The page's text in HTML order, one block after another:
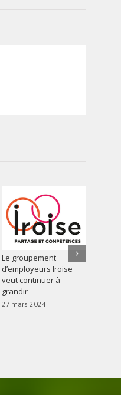
Le groupement
d’employeurs Iroise
veut continuer à
grandir
27 mars 2024